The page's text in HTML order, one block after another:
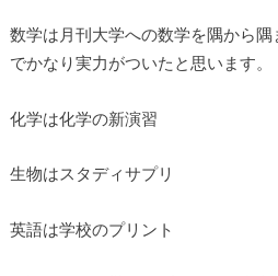
数学は月刊大学への数学を隅から
でかなり実力がついたと思います。
化学は化学の新演習
生物はスタディサプリ
英語は学校のプリント